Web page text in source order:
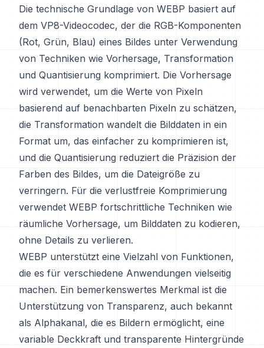
Die technische Grundlage von WEBP basiert auf
dem VP8-Videocodec, der die RGB-Komponenten
(Rot, Grün, Blau) eines Bildes unter Verwendung
von Techniken wie Vorhersage, Transformation
und Quantisierung komprimiert. Die Vorhersage
wird verwendet, um die Werte von Pixeln
basierend auf benachbarten Pixeln zu schätzen,
die Transformation wandelt die Bilddaten in ein
Format um, das einfacher zu komprimieren ist,
und die Quantisierung reduziert die Präzision der
Farben des Bildes, um die Dateigröße zu
verringern. Für die verlustfreie Komprimierung
verwendet WEBP fortschrittliche Techniken wie
räumliche Vorhersage, um Bilddaten zu kodieren,
ohne Details zu verlieren.
WEBP unterstützt eine Vielzahl von Funktionen,
die es für verschiedene Anwendungen vielseitig
machen. Ein bemerkenswertes Merkmal ist die
Unterstützung von Transparenz, auch bekannt
als Alphakanal, die es Bildern ermöglicht, eine
variable Deckkraft und transparente Hintergründe